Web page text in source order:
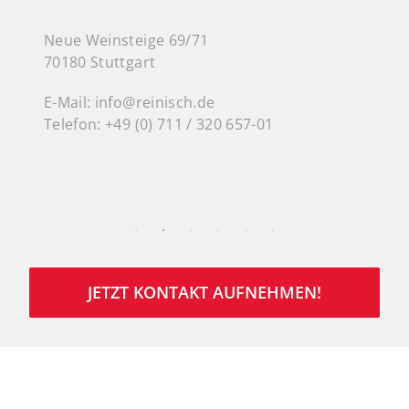
Leopoldstraße 23
80802 München
E-Mail: info@reinisch.de
Telefon: +49 (0) 89 2500710010
JETZT KONTAKT AUFNEHMEN!